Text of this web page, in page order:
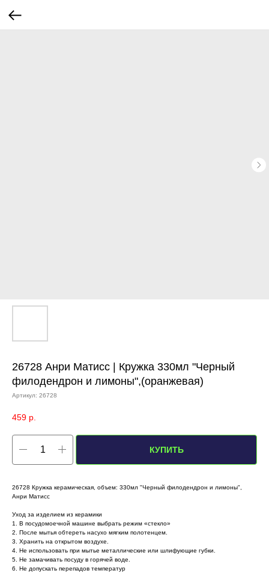
26728 Анри Матисс | Кружка 330мл "Черный
филодендрон и лимоны",(оранжевая)
Артикул: 26728
459 р.
КУПИТЬ
26728 Кружка керамическая, объем: 330мл "Черный филодендрон и лимоны",
Анри Матисс
Уход за изделием из керамики
1. В посудомоечной машине выбрать режим «стекло»
2. После мытья обтереть насухо мягким полотенцем.
3. Хранить на открытом воздухе.
4. Не использовать при мытье металлические или шлифующие губки.
5. Не замачивать посуду в горячей воде.
6. Не допускать перепадов температур